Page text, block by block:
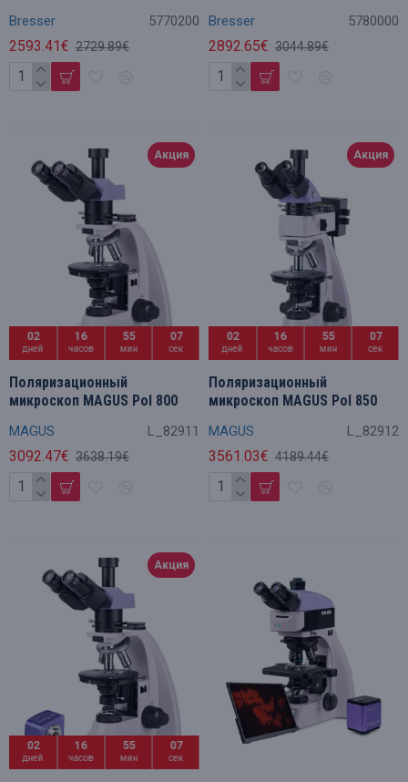
Bresser 5770200
2593.41€ 2729.89€
Bresser 5780000
2892.65€ 3044.89€
Акция
02
дней
16
часов
55
мин
06
сек
MAGUS L_82911
Поляризационный
микроскоп MAGUS Pol 800
3092.47€ 3638.19€
Акция
02
дней
16
часов
55
мин
06
сек
MAGUS L_82912
Поляризационный
микроскоп MAGUS Pol 850
3561.03€ 4189.44€
Акция
02
дней
16
часов
55
мин
06
сек